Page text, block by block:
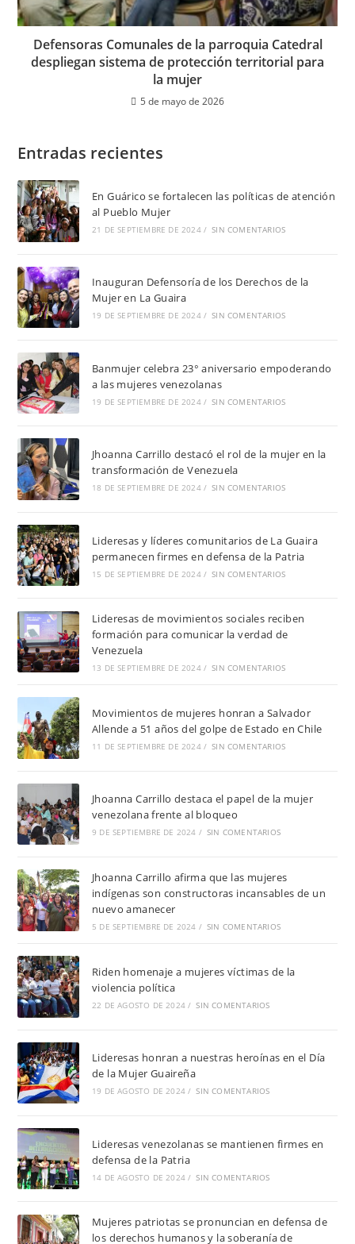
Defensoras Comunales de la parroquia Catedral
despliegan sistema de protección territorial para
la mujer
5 de mayo de 2026
Entradas recientes
En Guárico se fortalecen las políticas de atención
al Pueblo Mujer
21 DE SEPTIEMBRE DE 2024 / SIN COMENTARIOS
Inauguran Defensoría de los Derechos de la
Mujer en La Guaira
19 DE SEPTIEMBRE DE 2024 / SIN COMENTARIOS
Banmujer celebra 23° aniversario empoderando
a las mujeres venezolanas
19 DE SEPTIEMBRE DE 2024 / SIN COMENTARIOS
Jhoanna Carrillo destacó el rol de la mujer en la
transformación de Venezuela
18 DE SEPTIEMBRE DE 2024 / SIN COMENTARIOS
Lideresas y líderes comunitarios de La Guaira
permanecen firmes en defensa de la Patria
15 DE SEPTIEMBRE DE 2024 / SIN COMENTARIOS
Lideresas de movimientos sociales reciben
formación para comunicar la verdad de
Venezuela
13 DE SEPTIEMBRE DE 2024 / SIN COMENTARIOS
Movimientos de mujeres honran a Salvador
Allende a 51 años del golpe de Estado en Chile
11 DE SEPTIEMBRE DE 2024 / SIN COMENTARIOS
Jhoanna Carrillo destaca el papel de la mujer
venezolana frente al bloqueo
9 DE SEPTIEMBRE DE 2024 / SIN COMENTARIOS
Jhoanna Carrillo afirma que las mujeres
indígenas son constructoras incansables de un
nuevo amanecer
5 DE SEPTIEMBRE DE 2024 / SIN COMENTARIOS
Riden homenaje a mujeres víctimas de la
violencia política
22 DE AGOSTO DE 2024 / SIN COMENTARIOS
Lideresas honran a nuestras heroínas en el Día
de la Mujer Guaireña
19 DE AGOSTO DE 2024 / SIN COMENTARIOS
Lideresas venezolanas se mantienen firmes en
defensa de la Patria
14 DE AGOSTO DE 2024 / SIN COMENTARIOS
Mujeres patriotas se pronuncian en defensa de
los derechos humanos y la soberanía de